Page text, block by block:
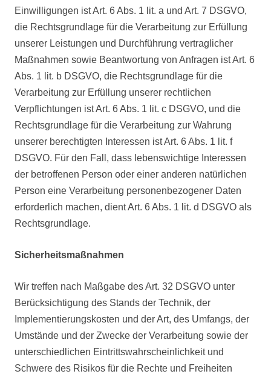
Einwilligungen ist Art. 6 Abs. 1 lit. a und Art. 7 DSGVO,
die Rechtsgrundlage für die Verarbeitung zur Erfüllung
unserer Leistungen und Durchführung vertraglicher
Maßnahmen sowie Beantwortung von Anfragen ist Art. 6
Abs. 1 lit. b DSGVO, die Rechtsgrundlage für die
Verarbeitung zur Erfüllung unserer rechtlichen
Verpflichtungen ist Art. 6 Abs. 1 lit. c DSGVO, und die
Rechtsgrundlage für die Verarbeitung zur Wahrung
unserer berechtigten Interessen ist Art. 6 Abs. 1 lit. f
DSGVO. Für den Fall, dass lebenswichtige Interessen
der betroffenen Person oder einer anderen natürlichen
Person eine Verarbeitung personenbezogener Daten
erforderlich machen, dient Art. 6 Abs. 1 lit. d DSGVO als
Rechtsgrundlage.
Sicherheitsmaßnahmen
Wir treffen nach Maßgabe des Art. 32 DSGVO unter
Berücksichtigung des Stands der Technik, der
Implementierungskosten und der Art, des Umfangs, der
Umstände und der Zwecke der Verarbeitung sowie der
unterschiedlichen Eintrittswahrscheinlichkeit und
Schwere des Risikos für die Rechte und Freiheiten